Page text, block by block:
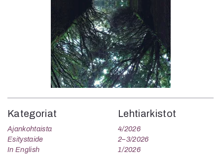
Kategoriat
Ajankohtaista
Esitystaide
In English
Lehtiarkistot
4/2026
2–3/2026
1/2026